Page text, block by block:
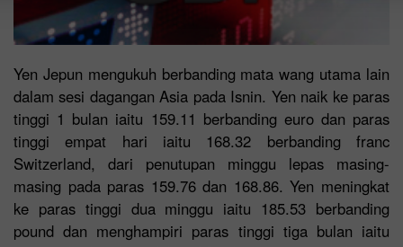
Yen Jepun mengukuh berbanding mata wang utama lain
dalam sesi dagangan Asia pada Isnin. Yen naik ke paras
tinggi 1 bulan iaitu 159.11 berbanding euro dan paras
tinggi empat hari iaitu 168.32 berbanding franc
Switzerland, dari penutupan minggu lepas masing-
masing pada paras 159.76 dan 168.86. Yen meningkat
ke paras tinggi dua minggu iaitu 185.53 berbanding
pound dan menghampiri paras tinggi tiga bulan iaitu